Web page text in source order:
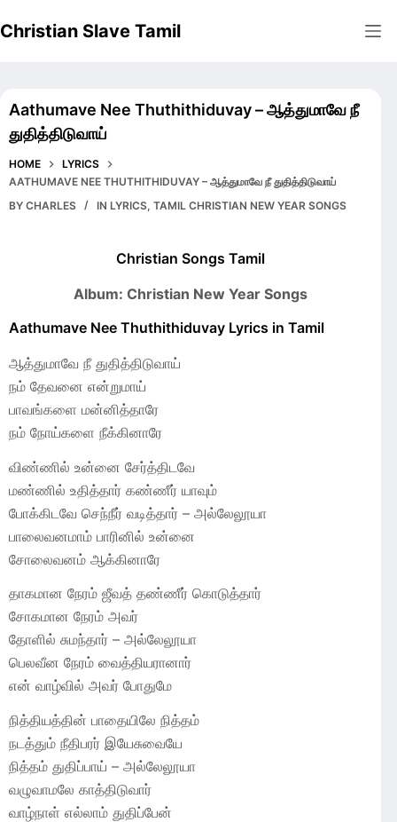
to
Christian Slave Tamil
Aathumave Nee Thuthithiduvay – ஆத்துமாவே நீ
துதித்திடுவாய்
HOME
LYRICS
AATHUMAVE NEE THUTHITHIDUVAY – ஆத்துமாவே நீ துதித்திடுவாய்
BY CHARLES IN LYRICS,TAMIL CHRISTIAN NEW YEAR SONGS
Christian Songs Tamil
Album: Christian New Year Songs
Aathumave Nee Thuthithiduvay Lyrics in Tamil
ஆத்துமாவே நீ துதித்திடுவாய்
நம் தேவனை என்றுமாய்
பாவங்களை மன்னித்தாரே
நம் நோய்களை நீக்கினாரே
விண்ணில் உன்னை சேர்த்திடவே
மண்ணில் உதித்தார் கண்ணீர் யாவும்
போக்கிடவே செந்நீர் வடித்தார் – அல்லேலூயா
பாலைவனமாம் பாரினில் உன்னை
சோலைவனம் ஆக்கினாரே
தாகமான நேரம் ஜீவத் தண்ணீர் கொடுத்தார்
சோகமான நேரம் அவர்
தோளில் சுமந்தார் – அல்லேலூயா
பெலவீன நேரம் வைத்தியரானார்
என் வாழ்வில் அவர் போதுமே
நித்தியத்தின் பாதையிலே நித்தம்
நடத்தும் நீதிபரர் இயேசுவையே
நித்தம் துதிப்பாய் – அல்லேலூயா
வழுவாமலே காத்திடுவார்
வாழ்நாள் எல்லாம் துதிப்பேன்